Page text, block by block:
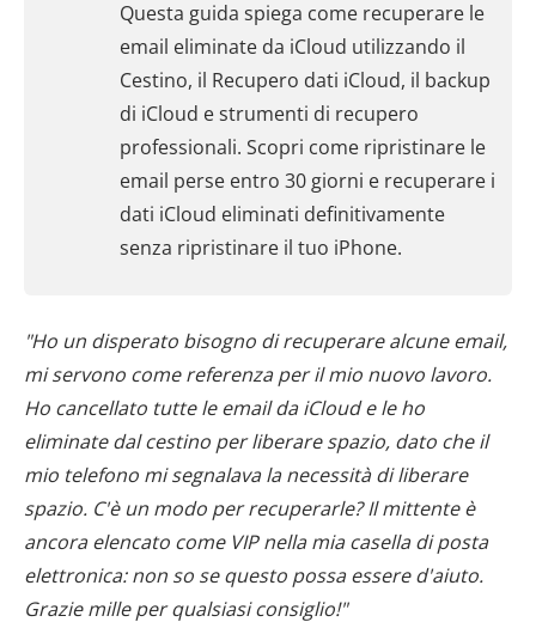
Questa guida spiega come recuperare le
email eliminate da iCloud utilizzando il
Cestino, il Recupero dati iCloud, il backup
di iCloud e strumenti di recupero
professionali. Scopri come ripristinare le
email perse entro 30 giorni e recuperare i
dati iCloud eliminati definitivamente
senza ripristinare il tuo iPhone.
"Ho un disperato bisogno di recuperare alcune email,
mi servono come referenza per il mio nuovo lavoro.
Ho cancellato tutte le email da iCloud e le ho
eliminate dal cestino per liberare spazio, dato che il
mio telefono mi segnalava la necessità di liberare
spazio. C'è un modo per recuperarle? Il mittente è
ancora elencato come VIP nella mia casella di posta
elettronica: non so se questo possa essere d'aiuto.
Grazie mille per qualsiasi consiglio!"